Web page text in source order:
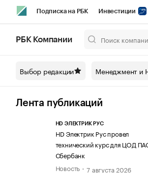
Подписка на РБК Инвестиции
Спецпроекты СПб Конференции
Технологии и медиа
РБК Компании
Выбор редакции Менеджмент и
Лента публикаций
HD ЭЛЕКТРИК РУС
HD Электрик Рус провел
технический курс для ЦОД
Сбербанк
Новость
7 августа 2026